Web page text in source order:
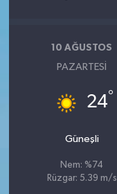
10 AĞUSTOS
PAZARTESI
24°
Güneşli
Nem: %74
Rüzgar: 5.39 m/s